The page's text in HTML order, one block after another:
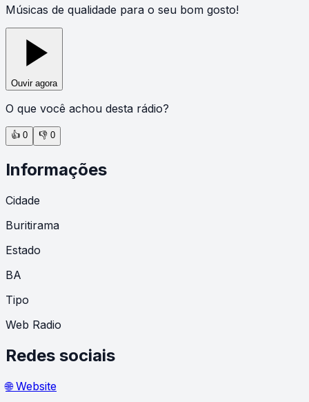
Músicas de qualidade para o seu bom gosto!
Ouvir agora
O que você achou desta rádio?
👍 0 👎 0
Informações
Cidade
Buritirama
Estado
BA
Tipo
Web Radio
Redes sociais
🌐 Website